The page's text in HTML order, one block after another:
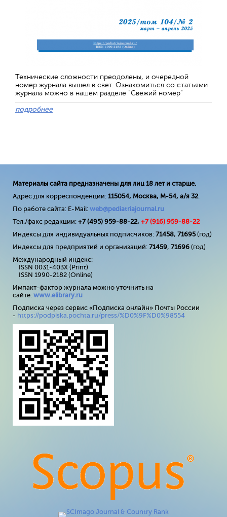
Технические сложности преодолены, и очередной
номер журнала вышел в свет. Ознакомиться со статьями
журнала можно в нашем разделе "Свежий номер"
подробнее
Материалы сайта предназначены для лиц 18 лет и старше.
Адрес для корреспонденции: 115054, Москва, М-54, а/я 32.
По работе сайта: E-Mail: web@pediatriajournal.ru
Тел./факс редакции: +7 (495) 959-88-22, +7 (916) 959-88-22
Индексы для индивидуальных подписчиков: 71458, 71695(год)
Индексы для предприятий и организаций: 71459, 71696 (год)
Международный индекс:
ISSN 0031-403X (Print)
ISSN 1990-2182 (Online)
Импакт-фактор журнала можно уточнить на
сайте: www.elibrary.ru
Подписка через сервис «Подписка онлайн» Почты России
- https://podpiska.pochta.ru/press/%D0%9F%D0%98554